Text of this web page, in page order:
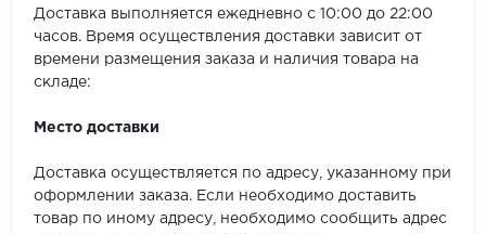
Доставка выполняется ежедневно с 10:00 до 22:00
часов. Время осуществления доставки зависит от
времени размещения заказа и наличия товара на
складе:
Место доставки
Доставка осуществляется по адресу, указанному при
оформлении заказа. Если необходимо доставить
товар по иному адресу, необходимо сообщить адрес